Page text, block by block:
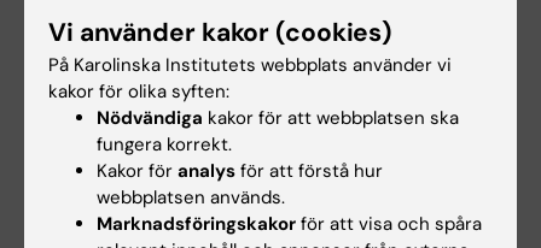
Relaterade artiklar
Vi använder kakor (cookies)
På Karolinska Institutets webbplats använder vi
kakor för olika syften:
Nödvändiga kakor för att webbplatsen ska
fungera korrekt.
Kakor för analys för att förstå hur
webbplatsen används.
Marknadsföringskakor för att visa och spåra